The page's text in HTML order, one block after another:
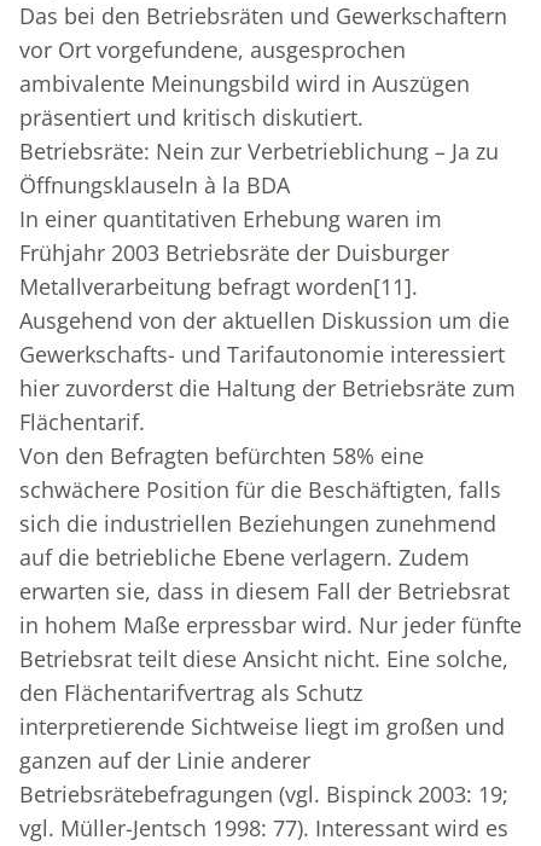
Das bei den Betriebsräten und Gewerkschaftern
vor Ort vorgefundene, ausgesprochen
ambivalente Meinungsbild wird in Auszügen
präsentiert und kritisch diskutiert.
Betriebsräte: Nein zur Verbetrieblichung – Ja zu
Öffnungsklauseln à la BDA
In einer quantitativen Erhebung waren im
Frühjahr 2003 Betriebsräte der Duisburger
Metallverarbeitung befragt worden[11].
Ausgehend von der aktuellen Diskussion um die
Gewerkschafts- und Tarifautonomie interessiert
hier zuvorderst die Haltung der Betriebsräte zum
Flächentarif.
Von den Befragten befürchten 58% eine
schwächere Position für die Beschäftigten, falls
sich die industriellen Beziehungen zunehmend
auf die betriebliche Ebene verlagern. Zudem
erwarten sie, dass in diesem Fall der Betriebsrat
in hohem Maße erpressbar wird. Nur jeder fünfte
Betriebsrat teilt diese Ansicht nicht. Eine solche,
den Flächentarifvertrag als Schutz
interpretierende Sichtweise liegt im großen und
ganzen auf der Linie anderer
Betriebsrätebefragungen (vgl. Bispinck 2003: 19;
vgl. Müller-Jentsch 1998: 77). Interessant wird es